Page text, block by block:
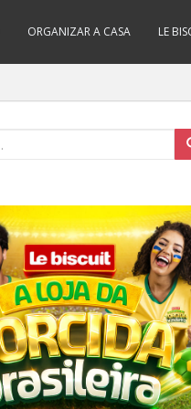
ORGANIZAR A CASA LE